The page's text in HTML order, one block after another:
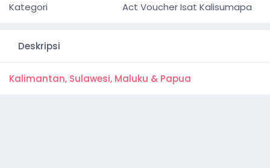
Kategori Act Voucher Isat Kalisumapa
Deskripsi
Kalimantan, Sulawesi, Maluku & Papua